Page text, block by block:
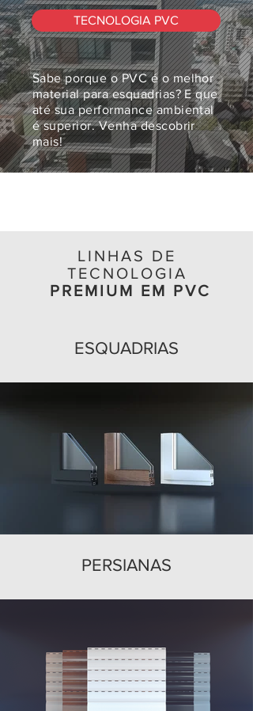
TECNOLOGIA PVC
Sabe porque o PVC é o melhor
material para esquadrias? E que
até sua performance ambiental
é superior. Venha descobrir
mais!
LINHAS DE
TECNOLOGIA
PREMIUM EM PVC
ESQUADRIAS
PERSIANAS